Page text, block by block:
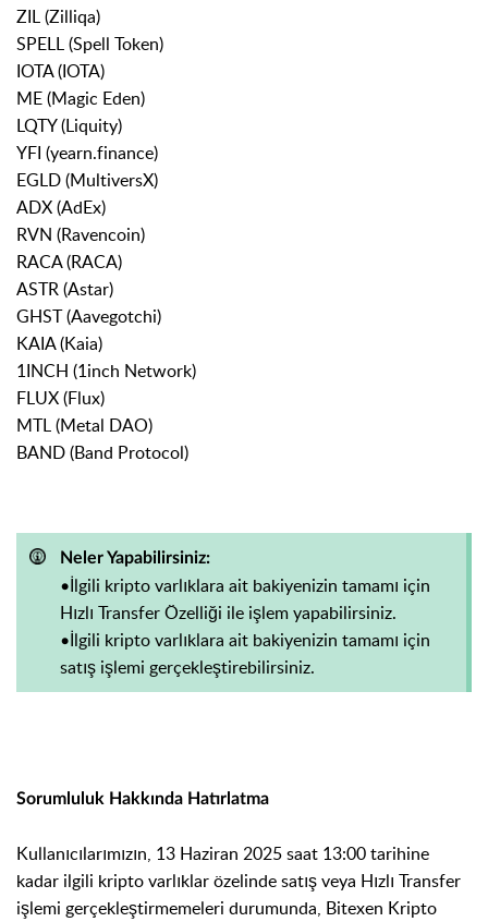
ZIL (Zilliqa)
SPELL (Spell Token)
IOTA (IOTA)
ME (Magic Eden)
LQTY (Liquity)
YFI (yearn.finance)
EGLD (MultiversX)
ADX (AdEx)
RVN (Ravencoin)
RACA (RACA)
ASTR (Astar)
GHST (Aavegotchi)
KAIA (Kaia)
1INCH (1inch Network)
FLUX (Flux)
MTL (Metal DAO)
BAND (Band Protocol)
Neler Yapabilirsiniz:
•İlgili kripto varlıklara ait bakiyenizin tamamı için
Hızlı Transfer Özelliği ile işlem yapabilirsiniz.
•İlgili kripto varlıklara ait bakiyenizin tamamı için
satış işlemi gerçekleştirebilirsiniz.
Sorumluluk Hakkında Hatırlatma
Kullanıcılarımızın, 13 Haziran 2025 saat 13:00 tarihine
kadar ilgili kripto varlıklar özelinde satış veya Hızlı Transfer
işlemi gerçekleştirmemeleri durumunda, Bitexen Kripto